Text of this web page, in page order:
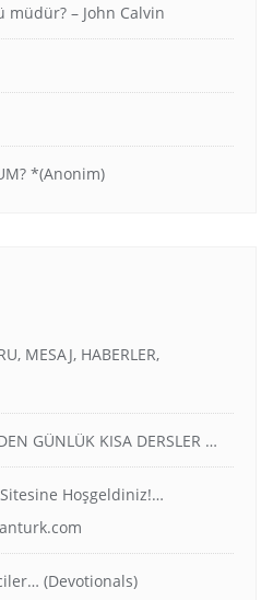
müdür? – John Calvin
*(Anonim)
MESAJ, HABERLER,
GÜNLÜK KISA DERSLER …
Sitesine Hoşgeldiniz!…
(Devotionals)